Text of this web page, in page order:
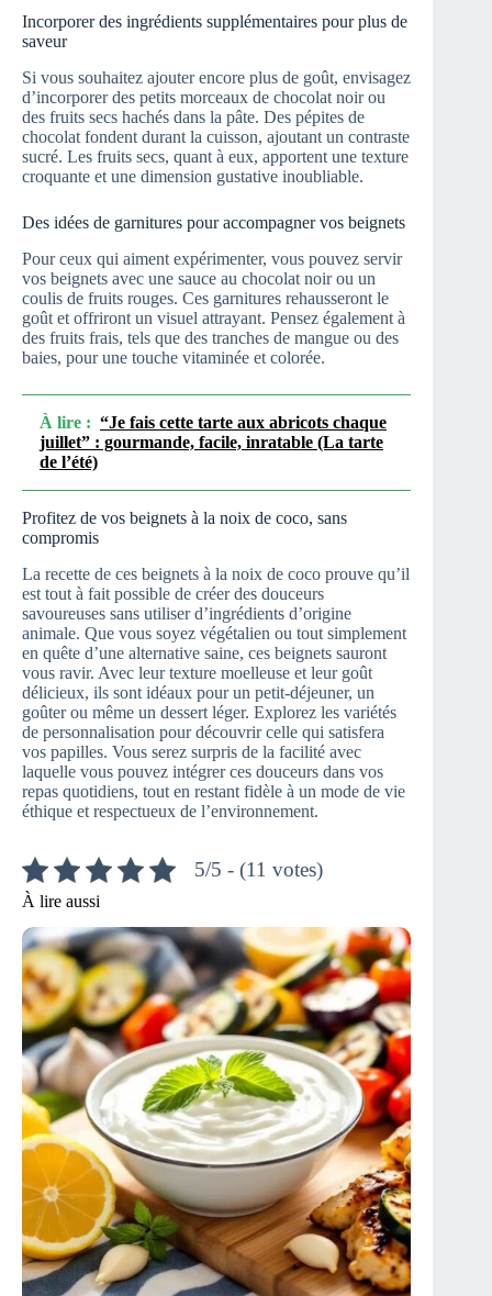
Incorporer des ingrédients supplémentaires pour plus de
saveur
Si vous souhaitez ajouter encore plus de goût, envisagez
d’incorporer des petits morceaux de chocolat noir ou
des fruits secs hachés dans la pâte. Des pépites de
chocolat fondent durant la cuisson, ajoutant un contraste
sucré. Les fruits secs, quant à eux, apportent une texture
croquante et une dimension gustative inoubliable.
Des idées de garnitures pour accompagner vos beignets
Pour ceux qui aiment expérimenter, vous pouvez servir
vos beignets avec une sauce au chocolat noir ou un
coulis de fruits rouges. Ces garnitures rehausseront le
goût et offriront un visuel attrayant. Pensez également à
des fruits frais, tels que des tranches de mangue ou des
baies, pour une touche vitaminée et colorée.
À lire : “Je fais cette tarte aux abricots chaque
juillet” : gourmande, facile, inratable (La tarte
de l’été)
Profitez de vos beignets à la noix de coco, sans
compromis
La recette de ces beignets à la noix de coco prouve qu’il
est tout à fait possible de créer des douceurs
savoureuses sans utiliser d’ingrédients d’origine
animale. Que vous soyez végétalien ou tout simplement
en quête d’une alternative saine, ces beignets sauront
vous ravir. Avec leur texture moelleuse et leur goût
délicieux, ils sont idéaux pour un petit-déjeuner, un
goûter ou même un dessert léger. Explorez les variétés
de personnalisation pour découvrir celle qui satisfera
vos papilles. Vous serez surpris de la facilité avec
laquelle vous pouvez intégrer ces douceurs dans vos
repas quotidiens, tout en restant fidèle à un mode de vie
éthique et respectueux de l’environnement.
5/5 - (11 votes)
À lire aussi